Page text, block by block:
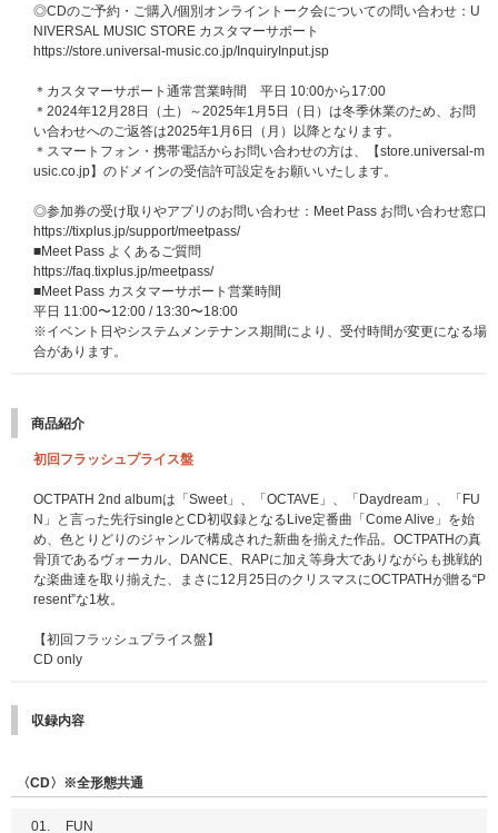
※お客様所有のカメラ機能付き端末（スマートフォン）でのご参加となりま
す。カメラ機能付き端末（スマートフォン）をお持ちでない方は、お申込
み・ご購入いただいてもご参加いただけません。また、お客様所有のカメラ
後のキャンセル・返品は一切致しません。※故障、紛失、バッテリー不足な
どお客様所有のカメラ機能付き端末（スマートフォン）の不具合、お客様が
接続しているインターネット回線の通信不良・断線など、その他いかなる理
由に関わらず、お客様のご事情でイベントにご参加いただけなかった場合で
あっても、返品・返金は承れませんので予めご了承ください。
トラブルの原因となりますので､イベント前に時間の設定をご確認ください｡
※お住いの地域における視聴不可能な事態やその他事由による閲覧不能が生
じました際はご対応できかねますのでご了承のほどお願い申し上げます。
※イベント当日､ 運営より非通知でお客様にお電話をさせていただく場合が
ございます｡予め非通知での着信を受信できるように設定をお願いいたしま
す｡
※「Meet Pass」アプリにご登録いただいているE-mailまでご連絡させてい
ただく場合がございます。
【Meet Pass よくある質問】
※初めてご参加する方はご参照いただくようお願いいたします。
https://faq.tixplus.jp/meetpass/
■イベントの参加方法、および詳細はこちらをご確認ください。
https://www.universal-music.co.jp/octpath/news/2024-09-23-5/
◎CDのご予約・ご購入/個別オンライントーク会についての問い合わせ：U
NIVERSAL MUSIC STORE カスタマーサポート
https://store.universal-music.co.jp/InquiryInput.jsp
＊カスタマーサポート通常営業時間 平日 10:00から17:00
＊2024年12月28日（土）～2025年1月5日（日）は冬季休業のため、お問
い合わせへのご返答は2025年1月6日（月）以降となります。
＊スマートフォン・携帯電話からお問い合わせの方は、【store.universal-m
usic.co.jp】のドメインの受信許可設定をお願いいたします。
◎参加券の受け取りやアプリのお問い合わせ：Meet Pass お問い合わせ窓口
https://tixplus.jp/support/meetpass/
■Meet Pass よくあるご質問
https://faq.tixplus.jp/meetpass/
■Meet Pass カスタマーサポート営業時間
平日 11:00〜12:00 / 13:30〜18:00
※イベント日やシステムメンテナンス期間により、受付時間が変更になる場
合があります。
商品紹介
初回フラッシュプライス盤
OCTPATH 2nd albumは「Sweet」、「OCTAVE」、「Daydream」、「FU
N」と言った先行singleとCD初収録となるLive定番曲「Come Alive」を始
め、色とりどりのジャンルで構成された新曲を揃えた作品。OCTPATHの真
骨頂であるヴォーカル、DANCE、RAPに加え等身大でありながらも挑戦的
な楽曲達を取り揃えた、まさに12月25日のクリスマスにOCTPATHが贈る“P
resent”な1枚。
【初回フラッシュプライス盤】
CD only
収録内容
〈CD〉※全形態共通
01. FUN